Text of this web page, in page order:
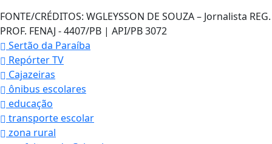
FONTE/CRÉDITOS: WGLEYSSON DE SOUZA – Jornalista REG.
PROF. FENAJ - 4407/PB | API/PB 3072
Sertão da Paraíba
Repórter TV
Cajazeiras
ônibus escolares
educação
transporte escolar
zona rural